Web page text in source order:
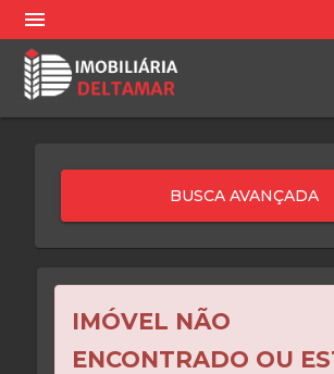
menu
IMÓVEL NÃO
ENCONTRADO OU